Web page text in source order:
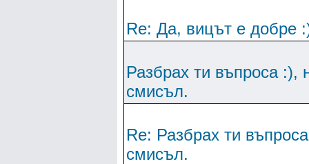
Re: Да, вицът е добре
Разбрах ти въпроса :),
смисъл.
Re: Разбрах ти
смисъл.